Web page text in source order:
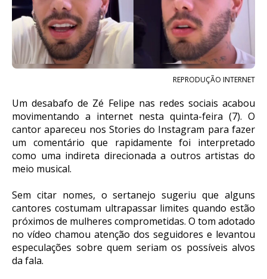
REPRODUÇÃO INTERNET
Um desabafo de Zé Felipe nas redes sociais acabou
movimentando a internet nesta quinta-feira (7). O
cantor apareceu nos Stories do Instagram para fazer
um comentário que rapidamente foi interpretado
como uma indireta direcionada a outros artistas do
meio musical.
Sem citar nomes, o sertanejo sugeriu que alguns
cantores costumam ultrapassar limites quando estão
próximos de mulheres comprometidas. O tom adotado
no vídeo chamou atenção dos seguidores e levantou
especulações sobre quem seriam os possíveis alvos
da fala.